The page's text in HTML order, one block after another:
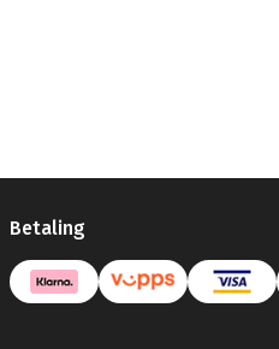
Betaling